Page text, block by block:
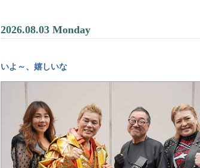
2026.08.03 Monday
いよ～、嬉しいな